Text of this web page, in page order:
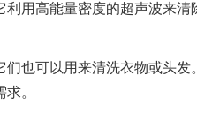
用高能量密度的超声波来
也可以用来清洗衣物或头
。